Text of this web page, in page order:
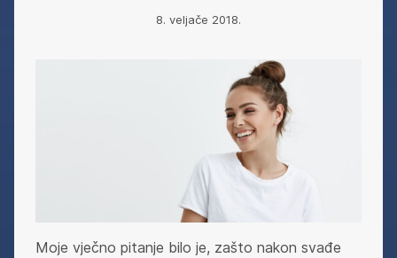
8. veljače 2018.
Moje vječno pitanje bilo je, zašto nakon svađe